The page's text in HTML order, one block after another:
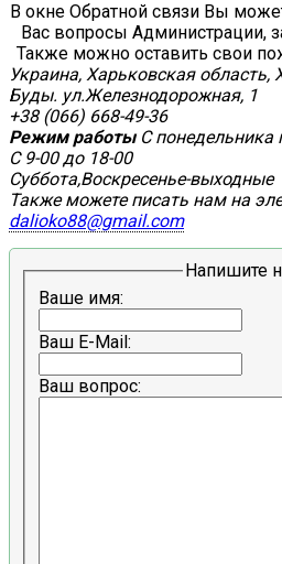
В окне Обратной связи Вы
Вас вопросы Администрации,
Также можно оставить свои
Украина, Харьковская область,
Буды. ул.Железнодорожная, 1
+38 (066) 668-49-36
Режим работыС понедельника
С 9-00 до 18-00
Суббота,Воскресенье-выходные
Также можете писать нам на
dalioko88@gmail.com
Напишите
Ваше имя:
Ваш E-Mail:
Ваш вопрос: